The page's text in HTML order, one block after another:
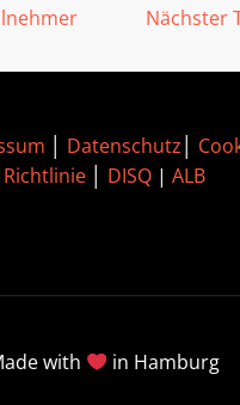
Nächster
Datenschutz
Richtlinie│ DISQ| ALB
with in Hamburg